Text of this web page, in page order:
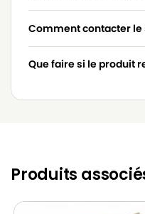
Comment contacter le
Que faire si le produit
Produits